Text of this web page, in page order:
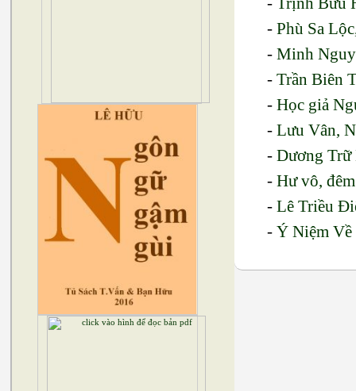
-Phù Sa
-Minh
-Trần Biên
-Học giả
-Lưu Vân,
-Dương Trữ
-Hư vô,
-Lê Triều
-Ý Niệm Về